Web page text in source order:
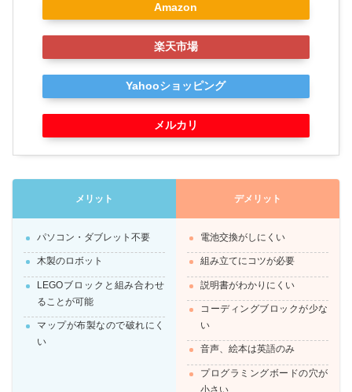
Amazon
楽天市場
Yahooショッピング
メルカリ
メリット
パソコン・ダブレット不要
木製のロボット
LEGOブロックと組み合わせ
ることが可能
マップが布製なので破れにく
い
デメリット
電池交換がしにくい
組み立てにコツが必要
説明書がわかりにくい
コーディングブロックが少な
い
音声、絵本は英語のみ
プログラミングボードの穴が
小さい